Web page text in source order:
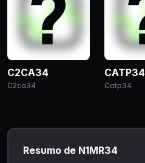
C2CA34
C2ca34
CATP34
Catp34
Resumo de N1MR34